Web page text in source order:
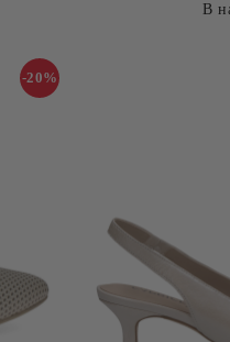
В
-20%